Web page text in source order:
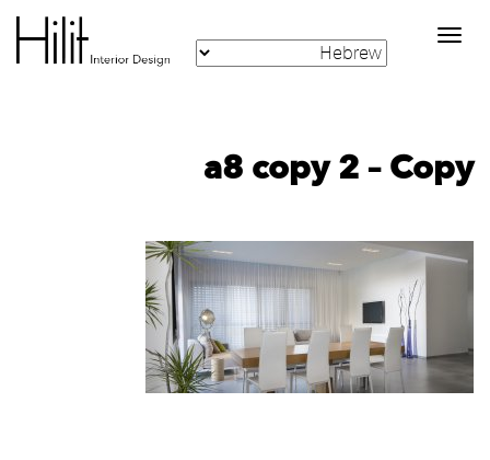
Toggle
navigation
a8 copy 2 – Copy